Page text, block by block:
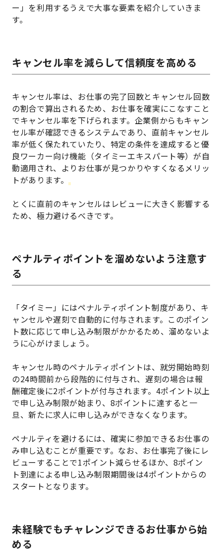
ー」を利用するうえで大事な要素を紹介していきま
す。
キャンセル率を減らして信頼度を高める
キャンセル率は、お仕事の完了回数とキャンセル回数
の割合で算出されるため、お仕事を確実にこなすこと
でキャンセル率を下げられます。企業側からもキャン
セル率が確認できるシステムであり、直前キャンセル
率が低く保たれていたり、特定の条件を達成すると優
良ワーカー向け機能（タイミーエキスパート等）が自
動適用され、よりお仕事が見つかりやすくなるメリッ
トがあります。
とくに直前のキャンセルはレビューに大きく影響する
ため、極力避けるべきです。
ペナルティポイントを溜めないよう注意す
る
「タイミー」にはペナルティポイント制度があり、キ
ャンセルや遅刻で自動的に付与されます。このポイン
ト数に応じて申し込み制限がかかるため、溜めないよ
うに心がけましょう。
キャンセル時のペナルティポイントは、就労開始時刻
の24時間前から段階的に付与され、遅刻の場合は報
酬確定後に2ポイントが付与されます。4ポイント以上
で申し込み制限が始まり、8ポイントに達すると一
旦、新たに求人に申し込みができなくなります。
ペナルティを避けるには、確実に参加できるお仕事の
み申し込むことが重要です。なお、お仕事完了後にレ
ビューすることで1ポイント減らせるほか、8ポイン
ト到達による申し込み制限期間後は4ポイントからの
スタートとなります。
未経験でもチャレンジできるお仕事から始
める